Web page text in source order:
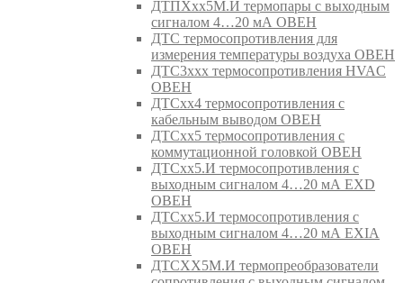
ДТПХхх5М.И термопары с выходным
сигналом 4…20 мА ОВЕН
ДТС термосопротивления для
измерения температуры воздуха ОВЕН
ДТС3ххх термосопротивления HVAC
ОВЕН
ДТСхх4 термосопротивления с
кабельным выводом ОВЕН
ДТСхх5 термосопротивления с
коммутационной головкой ОВЕН
ДТСхх5.И термосопротивления с
выходным сигналом 4…20 мА EXD
ОВЕН
ДТСхх5.И термосопротивления с
выходным сигналом 4…20 мА EXIA
ОВЕН
ДТСХХ5М.И термопреобразователи